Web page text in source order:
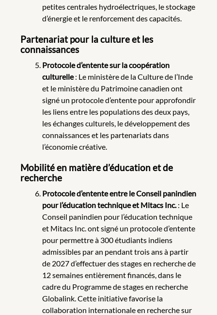
petites centrales hydroélectriques, le stockage
d’énergie et le renforcement des capacités.
Partenariat pour la culture et les
connaissances
Protocole d’entente sur la coopération
culturelle: Le ministère de la Culture de l’Inde
et le ministère du Patrimoine canadien ont
signé un protocole d’entente pour approfondir
les liens entre les populations des deux pays,
les échanges culturels, le développement des
connaissances et les partenariats dans
l’économie créative.
Mobilité en matière d’éducation et de
recherche
Protocole d’entente entre le Conseil panindien
pour l’éducation technique et Mitacs Inc.: Le
Conseil panindien pour l’éducation technique
et Mitacs Inc. ont signé un protocole d’entente
pour permettre à 300 étudiants indiens
admissibles par an pendant trois ans à partir
de 2027 d’effectuer des stages en recherche de
12 semaines entièrement financés, dans le
cadre du Programme de stages en recherche
Globalink. Cette initiative favorise la
collaboration internationale en recherche sur